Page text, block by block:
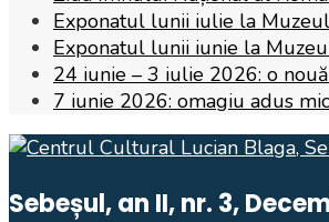
Exponatul lunii iulie la Muzeul
Exponatul lunii iunie la
24 iunie – 3 iulie 2026: o
7 iunie 2026: omagiu adus
Sebeșul, an II, nr. 3,